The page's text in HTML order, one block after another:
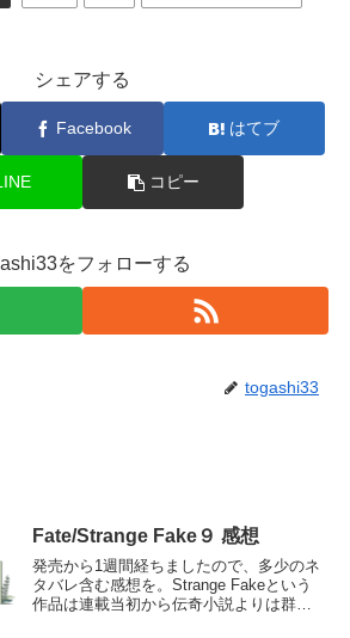
シェアする
Facebook はてブ
コピー
をフォローする
togashi33
Fate/Strange Fake９ 感想
発売から1週間経ちましたので、多少のネ
タバレ含む感想を。Strange Fakeという
作品は連載当初から伝奇小説よりは群像